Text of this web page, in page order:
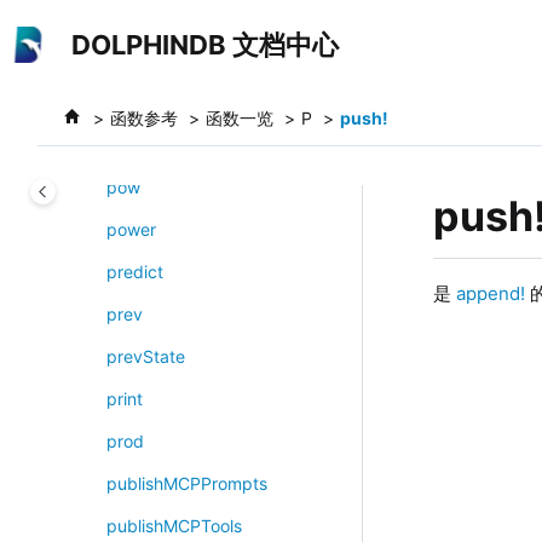
DOLPHINDB 文档中心
函数参考 函数一览 P push!
polynomial
portfolioPricer
pow
power
predict
prev
prevState
print
prod
publishMCPPrompts
publishMCPTools
是append!